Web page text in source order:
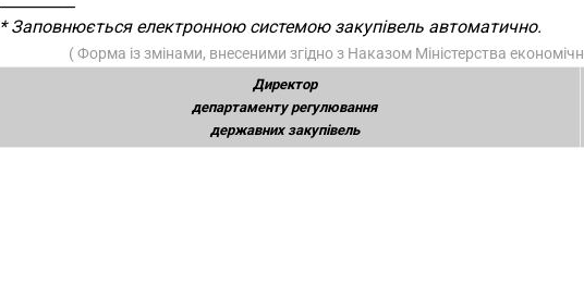
* Заповнюється електронною системою закупівель автоматично.
( Форма із змінами, внесеними згідно з Наказом Міністерства
Директор
департаменту регулювання
державних закупівель